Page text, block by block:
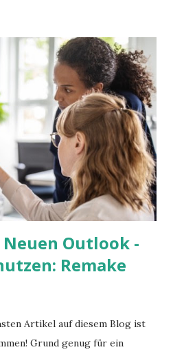
Outlook -
Remake
Artikel auf diesem Blog ist
Grund genug für ein